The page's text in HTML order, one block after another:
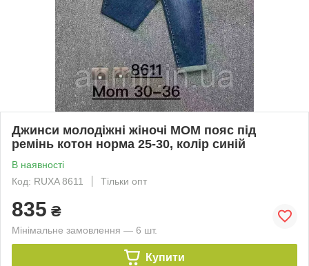
Джинси молодіжні жіночі МОМ пояс під
ремінь котон норма 25-30, колір синій
В наявності
Код: RUXA 8611
Тільки опт
835 ₴
Мінімальне замовлення — 6 шт.
Купити